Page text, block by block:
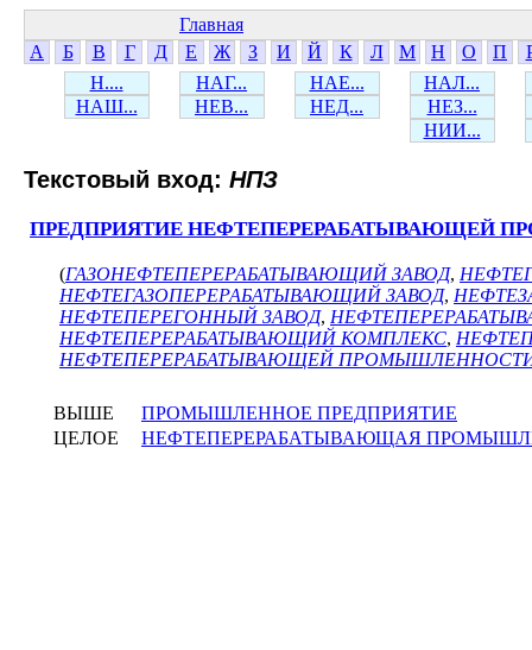
Главная
А
Б В Г Д Е Ж З И Й К Л М Н О П
Н....
НАГ... НАЕ...
НАЛ...
НАШ...
НЕВ... НЕД...
НЕЗ...
НИИ...
Текстовый вход: НПЗ
ПРЕДПРИЯТИЕ НЕФТЕПЕРЕРАБАТЫВАЮЩЕЙ
(ГАЗОНЕФТЕПЕРЕРАБАТЫВАЮЩИЙ ЗАВОД,
НЕФТЕГАЗОПЕРЕРАБАТЫВАЮЩИЙ ЗАВОД,
НЕФТЕПЕРЕГОННЫЙ ЗАВОД,
НЕФТЕПЕРЕРАБАТЫВАЮЩИЙ КОМПЛЕКС,
НЕФТЕПЕРЕРАБАТЫВАЮЩЕЙ
ВЫШЕ
ПРОМЫШЛЕННОЕ ПРЕДПРИЯТИЕ
ЦЕЛОЕ
НЕФТЕПЕРЕРАБАТЫВАЮЩАЯ